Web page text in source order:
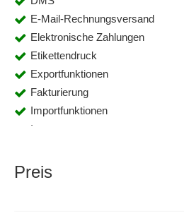
E-Mail-Rechnungsversand
Elektronische Zahlungen
Etikettendruck
Exportfunktionen
Fakturierung
Importfunktionen
Inventur
Kalkulation
Preis